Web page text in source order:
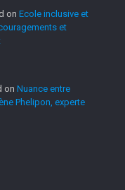
onEcole inclusive et
et
onNuance entre
Phelipon, experte